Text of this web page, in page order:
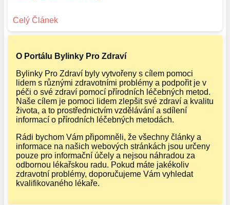
O Portálu Bylinky Pro Zdraví
Bylinky Pro Zdraví byly vytvořeny s cílem pomoci
lidem s různými zdravotními problémy a podpořit je v
péči o své zdraví pomocí přírodních léčebných metod.
Naše cílem je pomoci lidem zlepšit své zdraví a kvalitu
života, a to prostřednictvím vzdělávání a sdílení
informací o přírodních léčebných metodách.
Rádi bychom Vám připomněli, že všechny články a
informace na našich webových stránkách jsou určeny
pouze pro informační účely a nejsou náhradou za
odbornou lékařskou radu. Pokud máte jakékoliv
zdravotní problémy, doporučujeme Vám vyhledat
kvalifikovaného lékaře.